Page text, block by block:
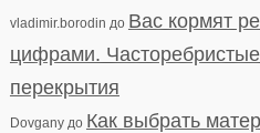
vladimir.borodin до Вас кормят
цифрами.
перекрытия
Dovganyдо Как выбрать